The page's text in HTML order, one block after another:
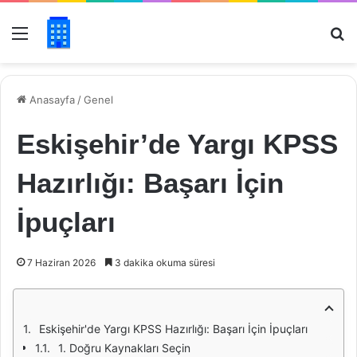
Menü
Anasayfa /Genel
Eskişehir’de Yargı KPSS
Hazırlığı: Başarı İçin
İpuçları
7 Haziran 2026 3 dakika okuma süresi
Eskişehir'de Yargı KPSS Hazırlığı: Başarı İçin İpuçları
1. Doğru Kaynakları Seçin